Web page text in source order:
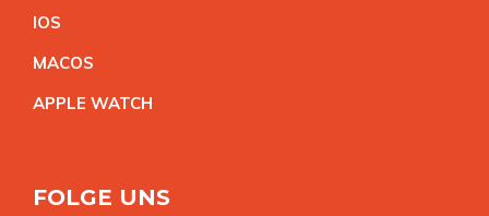
IOS
MACOS
APPLE WATCH
FOLGE UNS